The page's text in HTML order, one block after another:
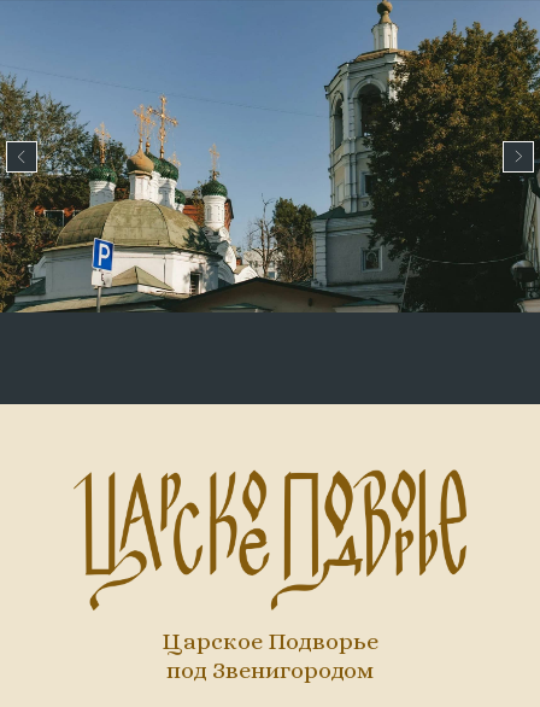
Царское Подворье
под Звенигородом